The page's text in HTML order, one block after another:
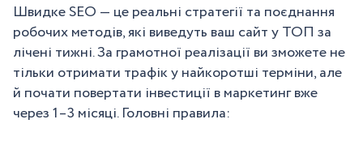
Швидке SEO — це реальні стратегії та поєднання
робочих методів, які виведуть ваш сайт у ТОП за
лічені тижні. За грамотної реалізації ви зможете не
тільки отримати трафік у найкоротші терміни, але
й почати повертати інвестиції в маркетинг вже
через 1–3 місяці. Головні правила: